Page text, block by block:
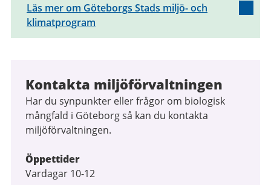
Läs mer om Göteborgs Stads miljö- och
klimatprogram
Kontakta miljöförvaltningen
Har du synpunkter eller frågor om biologisk
mångfald i Göteborg så kan du kontakta
miljöförvaltningen.
Öppettider
Vardagar 10-12